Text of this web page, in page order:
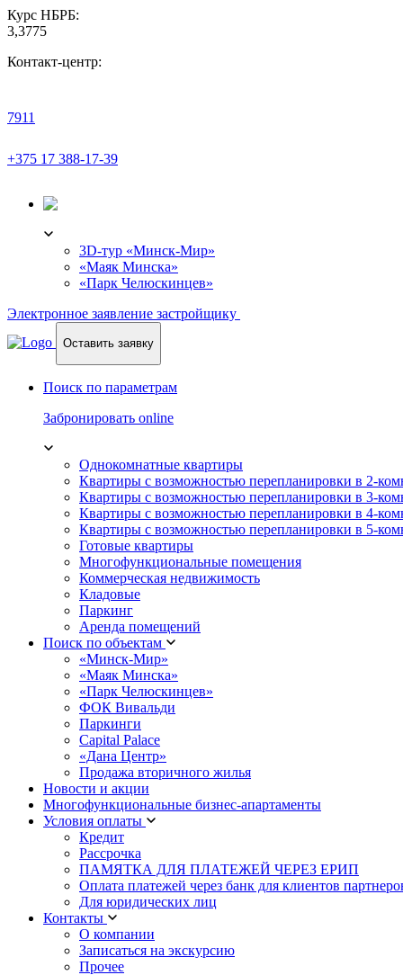
Курс НБРБ:
3,3775
Контакт-центр:
7911
+375 17 388-17-39
3D-тур «Минск-Мир»
«Маяк Минска»
«Парк Челюскинцев»
Электронное заявление застройщику
Оставить заявку
Поиск по параметрам
Забронировать online
Однокомнатные квартиры
Квартиры с возможностью перепланировки в 2-
Квартиры с возможностью перепланировки в 3-
Квартиры с возможностью перепланировки в 4-
Квартиры с возможностью перепланировки в 5-
Готовые квартиры
Многофункциональные помещения
Коммерческая недвижимость
Кладовые
Паркинг
Аренда помещений
Поиск по объектам
«Минск-Мир»
«Маяк Минска»
«Парк Челюскинцев»
ФОК Вивальди
Паркинги
Capital Palace
«Дана Центр»
Продажа вторичного жилья
Новости и акции
Многофункциональные бизнес-апартаменты
Условия оплаты
Кредит
Рассрочка
ПАМЯТКА ДЛЯ ПЛАТЕЖЕЙ ЧЕРЕЗ ЕРИП
Оплата платежей через банк для клиентов
Для юридических лиц
Контакты
О компании
Записаться на экскурсию
Прочее